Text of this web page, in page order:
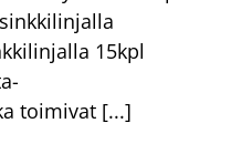
15kpl
toimivat [...]